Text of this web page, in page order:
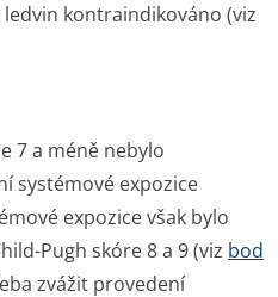
kontraindikováno (viz
7 a méně nebylo
systémové expozice
expozice však bylo
Pugh skóre 8 a 9 (viz bod
zvážit provedení